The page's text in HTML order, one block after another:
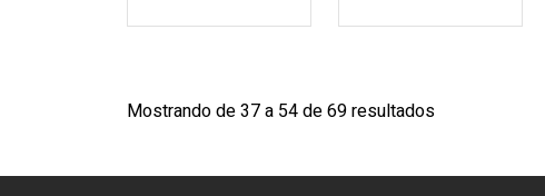
Mostrando de 37 a 54 de 69 resultados